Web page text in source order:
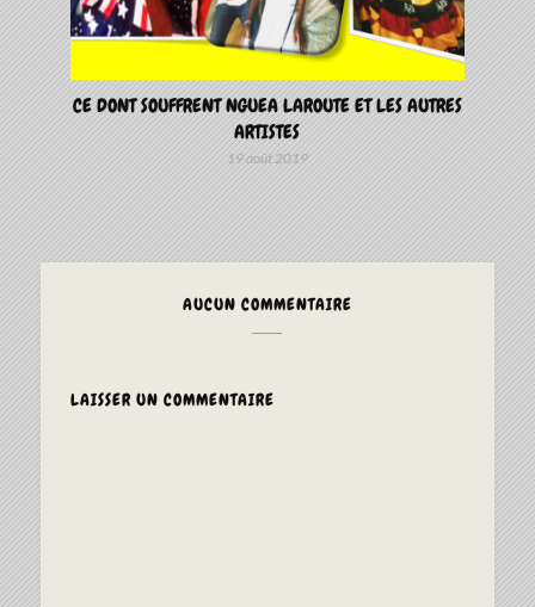
CE DONT SOUFFRENT NGUEA LAROUTE ET LES AUTRES
ARTISTES
19 août 2019
AUCUN COMMENTAIRE
LAISSER UN COMMENTAIRE